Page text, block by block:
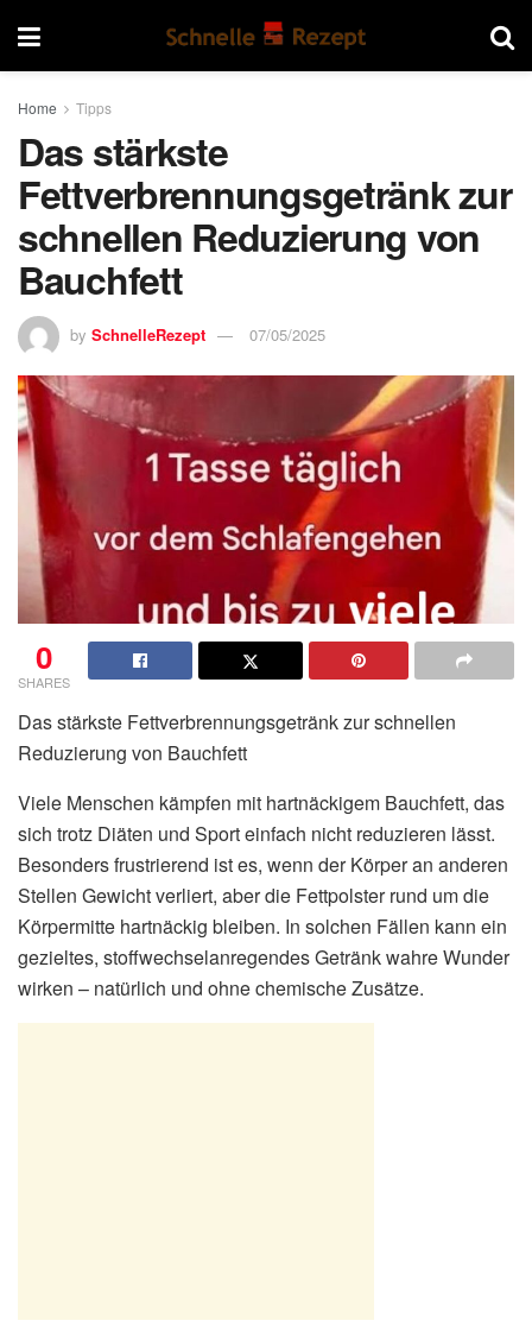
Home Tipps
Das stärkste
Fettverbrennungsgetränk zur
schnellen Reduzierung von
Bauchfett
by SchnelleRezept 07/05/2025
0
SHARES
Das stärkste Fettverbrennungsgetränk zur schnellen
Reduzierung von Bauchfett
Viele Menschen kämpfen mit hartnäckigem Bauchfett, das
sich trotz Diäten und Sport einfach nicht reduzieren lässt.
Besonders frustrierend ist es, wenn der Körper an anderen
Stellen Gewicht verliert, aber die Fettpolster rund um die
Körpermitte hartnäckig bleiben. In solchen Fällen kann ein
gezieltes, stoffwechselanregendes Getränk wahre Wunder
wirken – natürlich und ohne chemische Zusätze.